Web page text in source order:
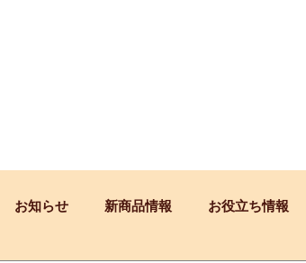
お知らせ 新商品情報 お役立ち情報